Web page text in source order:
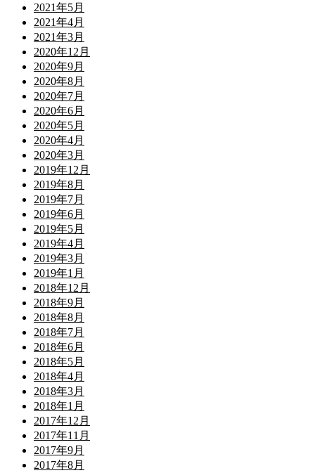
2021年5月
2021年4月
2021年3月
2020年12月
2020年9月
2020年8月
2020年7月
2020年6月
2020年5月
2020年4月
2020年3月
2019年12月
2019年8月
2019年7月
2019年6月
2019年5月
2019年4月
2019年3月
2019年1月
2018年12月
2018年9月
2018年8月
2018年7月
2018年6月
2018年5月
2018年4月
2018年3月
2018年1月
2017年12月
2017年11月
2017年9月
2017年8月